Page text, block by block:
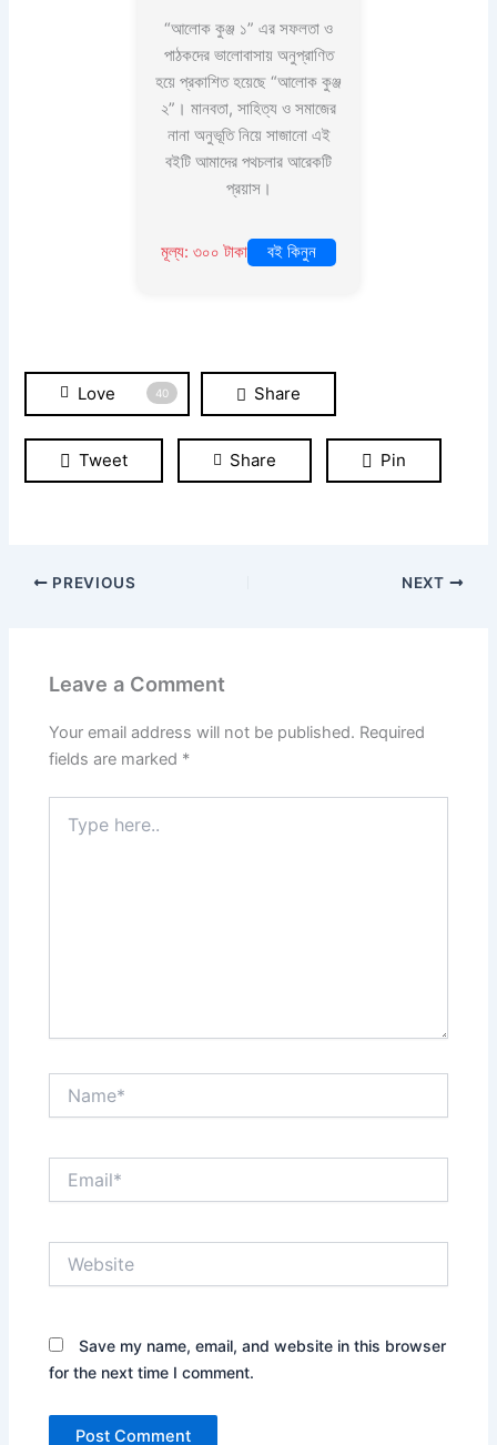
“আলোক কুঞ্জ ১” এর সফলতা ও
পাঠকদের ভালোবাসায় অনুপ্রাণিত
হয়ে প্রকাশিত হয়েছে “আলোক কুঞ্জ
২”। মানবতা, সাহিত্য ও সমাজের
নানা অনুভূতি নিয়ে সাজানো এই
বইটি আমাদের পথচলার আরেকটি
প্রয়াস।
মূল্য: ৩০০ টাকা বই কিনুন
Love 40 Share
Tweet Share Pin
PREVIOUS NEXT
Leave a Comment
Your email address will not be published. Required
fields are marked *
here..
Save my name, email, and website in this browser
for the next time I comment.